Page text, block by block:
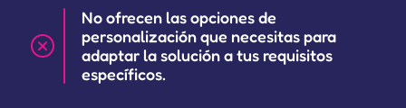
No ofrecen las opciones de
personalización que necesitas para
adaptar la solución a tus requisitos
específicos.